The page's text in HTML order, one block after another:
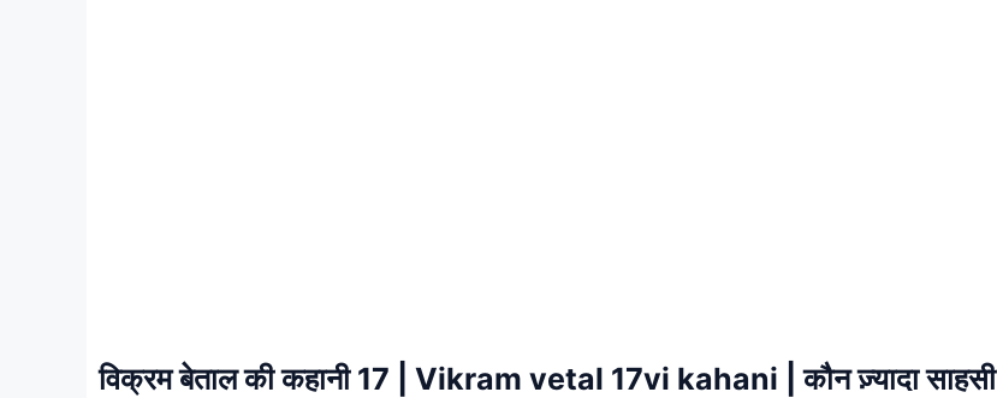
विक्रम बेताल की कहानी 17 | Vikram vetal 17vi kahani | कौन ज़्यादा साहसी